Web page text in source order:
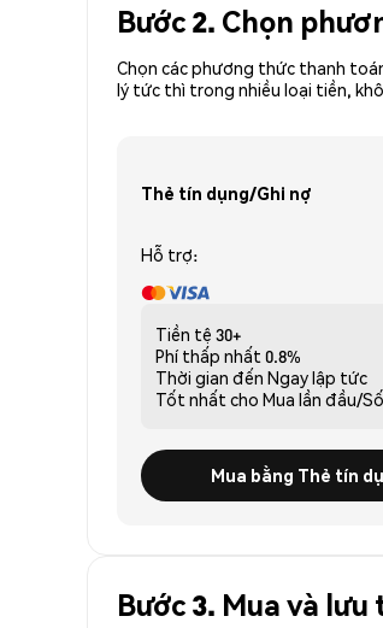
Bước 2. Chọn
Chọn các phương thức thanh
lý tức thì trong nhiều loại tiền,
Thẻ tín dụng/Ghi nợ
Hỗ trợ:
Tiền tệ 30+
Phí thấp nhất 0.8%
Thời gian đến Ngay lập tức
Tốt nhất cho Mua lần đầu/
Mua bằng Thẻ tín
Bước 3. Mua và